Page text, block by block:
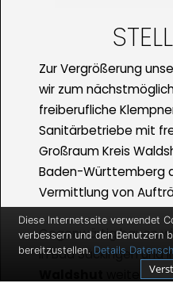
Zur Vergrößerung
wir zum
freiberufliche
Sanitärbetriebe mit
Großraum Kreis
Baden-Württemberg
Vermittlung von
Gegenwärtig bauen
in Bad Säckingen und
weiter
Diese Internetseite verwendet
verbessern und den Benutzern
bereitzustellen. Details